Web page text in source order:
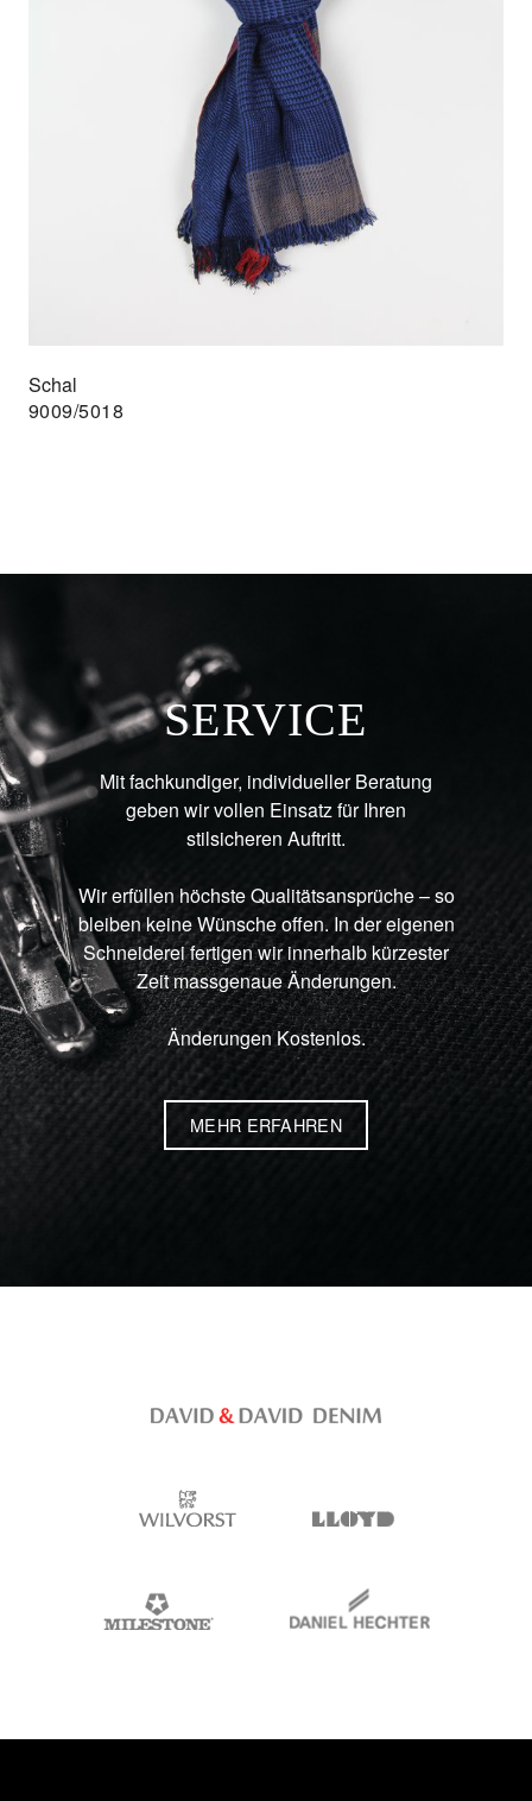
Schal
9009/5018
SERVICE
Mit fachkundiger, individueller Beratung
geben wir vollen Einsatz für Ihren
stilsicheren Auftritt.
Wir erfüllen höchste Qualitätsansprüche – so
bleiben keine Wünsche offen. In der eigenen
Schneiderei fertigen wir innerhalb kürzester
Zeit massgenaue Änderungen.
Änderungen Kostenlos.
MEHR ERFAHREN